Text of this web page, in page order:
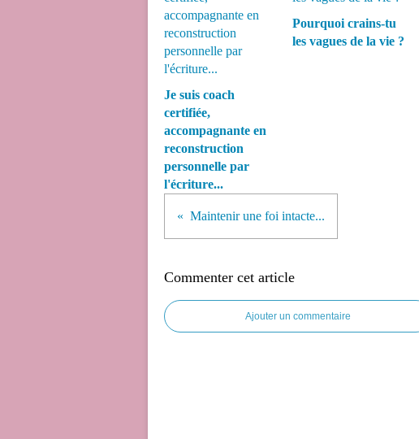
Je suis coach
certifiée,
accompagnante en
reconstruction
personnelle par
l'écriture...
Pourquoi crains-tu
les vagues de la vie ?
Maintenir une foi intacte...
Commenter cet article
Ajouter un commentaire